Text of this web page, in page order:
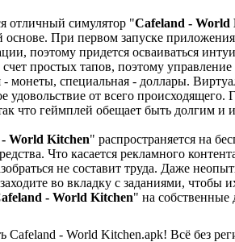
отличный симулятор "Cafeland - World
основе. При первом запуске
поэтому придется осваиваться
простых тапов, поэтому
специальная - доллары.
удовольствие от всего
что геймплей обещает быть долгим и
World Kitchen" распространяется на
Что касается рекламного
не составит труда. Даже
во вкладку с заданиями,
- World Kitchen" на собственные
Cafeland - World Kitchen.apk! Всё без